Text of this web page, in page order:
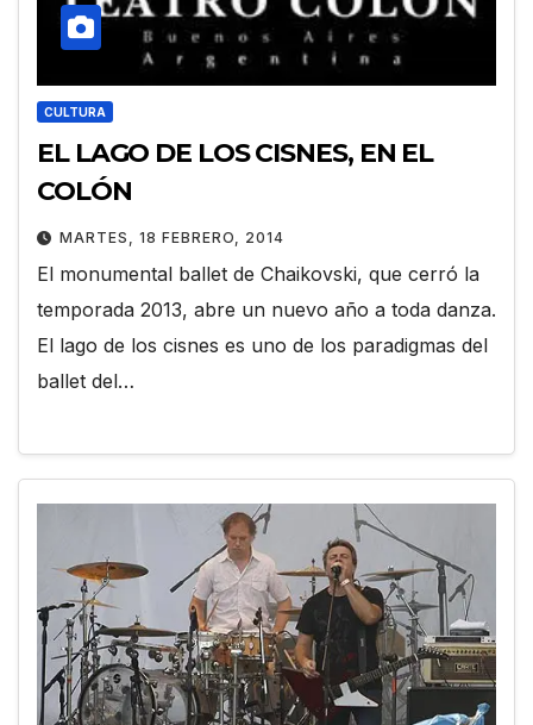
CULTURA
EL LAGO DE LOS CISNES, EN EL
COLÓN
MARTES, 18 FEBRERO, 2014
El monumental ballet de Chaikovski, que cerró la
temporada 2013, abre un nuevo año a toda danza.
El lago de los cisnes es uno de los paradigmas del
ballet del…